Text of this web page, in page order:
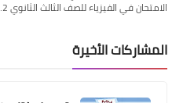
الامتحان في الفيزياء للصف الثالث الثانوي 2…
المشاركات الأخيرة